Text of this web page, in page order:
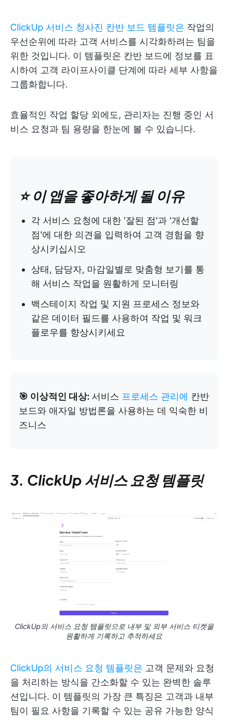
ClickUp 서비스 청사진 칸반 보드 템플릿은 작업의
우선순위에 따라 고객 서비스를 시각화하려는 팀을
위한 것입니다. 이 템플릿은 칸반 보드에 정보를 표
시하여 고객 라이프사이클 단계에 따라 세부 사항을
그룹화합니다.
효율적인 작업 할당 외에도, 관리자는 진행 중인 서
비스 요청과 팀 용량을 한눈에 볼 수 있습니다.
⭐️ 이 앱을 좋아하게 될 이유
각 서비스 요청에 대한 '잘된 점'과 '개선할
점'에 대한 의견을 입력하여 고객 경험을 향
상시키십시오
상태, 담당자, 마감일별로 맞춤형 보기를 통
해 서비스 작업을 원활하게 모니터링
백스테이지 작업 및 지원 프로세스 정보와
같은 데이터 필드를 사용하여 작업 및 워크
플로우를 향상시키세요
🎯 이상적인 대상: 서비스 프로세스 관리에 칸반
보드와 애자일 방법론을 사용하는 데 익숙한 비
즈니스
3. ClickUp 서비스 요청 템플릿
ClickUp의 서비스 요청 템플릿으로 내부 및 외부 서비스 티켓을
원활하게 기록하고 추적하세요
ClickUp의 서비스 요청 템플릿은 고객 문제와 요청
을 처리하는 방식을 간소화할 수 있는 완벽한 솔루
션입니다. 이 템플릿의 가장 큰 특징은 고객과 내부
팀이 필요 사항을 기록할 수 있는 공유 가능한 양식